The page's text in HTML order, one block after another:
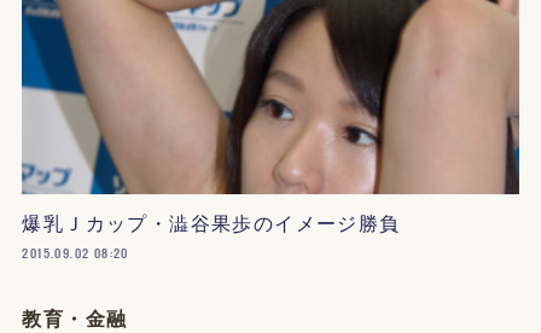
爆乳Ｊカップ・澁谷果歩のイメージ勝負
2015.09.02 08:20
教育・金融